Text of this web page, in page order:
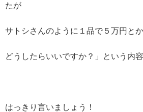
たが
サトシさんのように１品で５万円と
どうしたらいいですか？」という内
はっきり言いましょう！